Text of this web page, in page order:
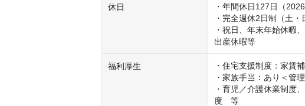
休日
・年間休日127日（2026
・完全週休2日制（土・
・祝日、年末年始休暇
出産休暇等
福利厚生
・住宅支援制度：家賃
・家族手当：あり＜管
・育児／介護休業制度
度　等